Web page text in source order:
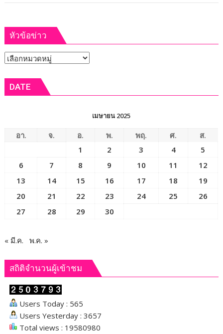
หัวข้อข่าว
หัวข้อ
DATE
เมษายน 2025
อา. จ. อ. พ. พฤ. ศ.
ส.
1
2 3 4
5
6
7 8 9 10 11
12
13
14 15 16 17 18
19
20
21 22 23 24 25
26
27
28 29 30
« มี.ค. พ.ค. »
สถิติจำนวนผู้เข้าชม
Users Today : 565
Users Yesterday : 3657
Total views : 19580980